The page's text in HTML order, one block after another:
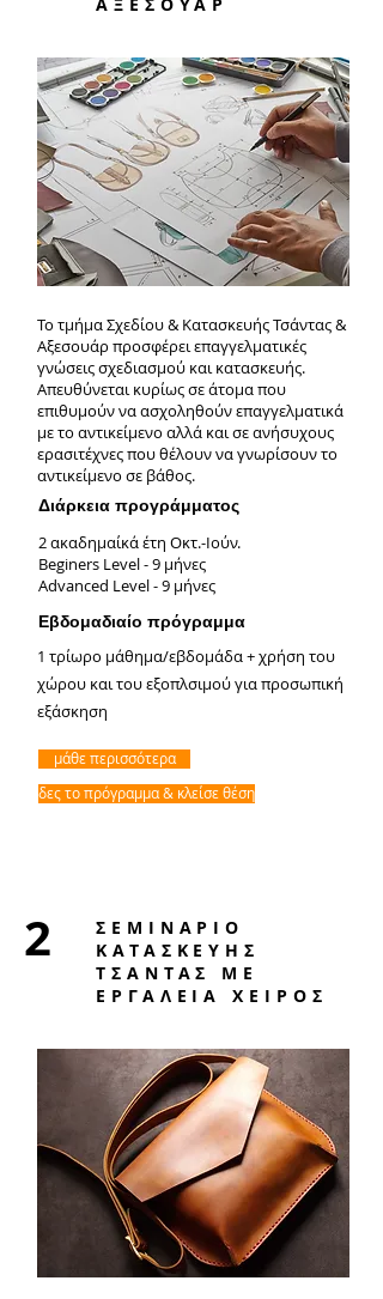
ΑΞΕΣΟΥΑΡ
Το τμήμα Σχεδίου & Κατασκευής Τσάντας &
Αξεσουάρ προσφέρει επαγγελματικές
γνώσεις σχεδιασμού και κατασκευής.
Απευθύνεται κυρίως σε άτομα που
επιθυμούν να ασχοληθούν επαγγελματικά
με το αντικείμενο αλλά και σε ανήσυχους
ερασιτέχνες που θέλουν να γνωρίσουν το
αντικείμενο σε βάθος.
Διάρκεια προγράμματος
2 ακαδημαίκά έτη Οκτ.-Ιούν.
Beginers Level - 9 μήνες
Advanced Level - 9 μήνες
Εβδομαδιαίο πρόγραμμα
1 τρίωρο μάθημα/εβδομάδα + χρήση του
χώρου και του εξοπλσιμού για προσωπική
εξάσκηση
μάθε περισσότερα
δες το πρόγραμμα & κλείσε θέση
2
ΣΕΜΙΝΑΡΙΟ
ΚΑΤΑΣΚΕΥΗΣ
ΤΣΑΝΤΑΣ ΜΕ
ΕΡΓΑΛΕΙΑ ΧΕΙΡΟΣ